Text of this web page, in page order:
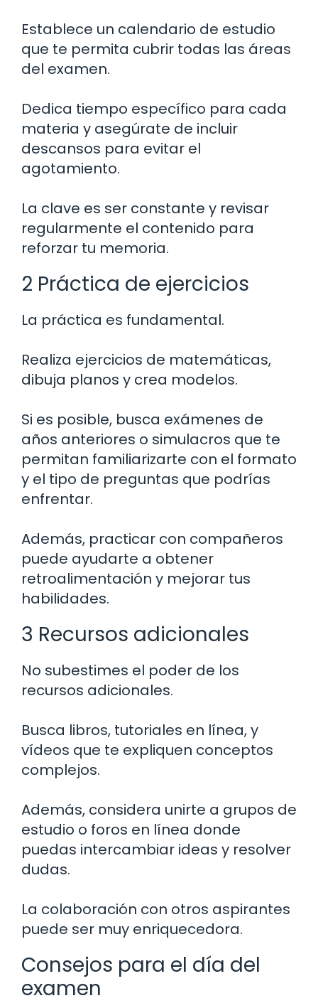
Establece un calendario de estudio
que te permita cubrir todas las áreas
del examen.
Dedica tiempo específico para cada
materia y asegúrate de incluir
descansos para evitar el
agotamiento.
La clave es ser constante y revisar
regularmente el contenido para
reforzar tu memoria.
2 Práctica de ejercicios
La práctica es fundamental.
Realiza ejercicios de matemáticas,
dibuja planos y crea modelos.
Si es posible, busca exámenes de
años anteriores o simulacros que te
permitan familiarizarte con el formato
y el tipo de preguntas que podrías
enfrentar.
Además, practicar con compañeros
puede ayudarte a obtener
retroalimentación y mejorar tus
habilidades.
3 Recursos adicionales
No subestimes el poder de los
recursos adicionales.
Busca libros, tutoriales en línea, y
vídeos que te expliquen conceptos
complejos.
Además, considera unirte a grupos de
estudio o foros en línea donde
puedas intercambiar ideas y resolver
dudas.
La colaboración con otros aspirantes
puede ser muy enriquecedora.
Consejos para el día del
examen